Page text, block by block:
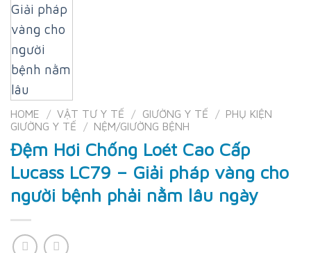
HOME / VẬT TƯ Y TẾ / GIƯỜNG Y TẾ / PHỤ KIỆN
GIƯỜNG Y TẾ
/ NỆM/GIƯỜNG BỆNH
Đệm Hơi Chống Loét Cao Cấp
Lucass LC79 – Giải pháp vàng cho
người bệnh phải nằm lâu ngày